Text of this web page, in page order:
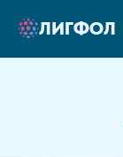
ЛИГФОЛ